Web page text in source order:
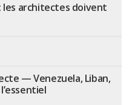
architectes doivent
— Venezuela, Liban,